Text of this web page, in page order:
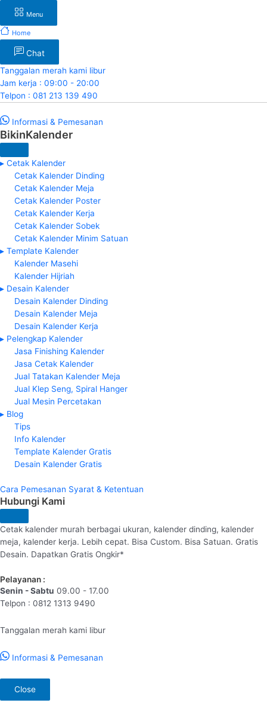
Menu
Home
Chat
Tanggalan merah kami libur
Jam kerja : 09:00 - 20:00
Telpon : 081 213 139 490
Informasi & Pemesanan
BikinKalender
▸ Cetak Kalender
Cetak Kalender Dinding
Cetak Kalender Meja
Cetak Kalender Poster
Cetak Kalender Kerja
Cetak Kalender Sobek
Cetak Kalender Minim Satuan
▸ Template Kalender
Kalender Masehi
Kalender Hijriah
▸ Desain Kalender
Desain Kalender Dinding
Desain Kalender Meja
Desain Kalender Kerja
▸ Pelengkap Kalender
Jasa Finishing Kalender
Jasa Cetak Kalender
Jual Tatakan Kalender Meja
Jual Klep Seng, Spiral Hanger
Jual Mesin Percetakan
▸ Blog
Tips
Info Kalender
Template Kalender Gratis
Desain Kalender Gratis
Cara Pemesanan Syarat & Ketentuan
Hubungi Kami
Cetak kalender murah berbagai ukuran, kalender dinding, kalender
meja, kalender kerja. Lebih cepat. Bisa Custom. Bisa Satuan. Gratis
Desain. Dapatkan Gratis Ongkir*
Pelayanan :
Senin - Sabtu 09.00 - 17.00
Telpon : 0812 1313 9490
Tanggalan merah kami libur
Informasi & Pemesanan
Close